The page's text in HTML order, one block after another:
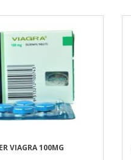
VIAGRA 100MG